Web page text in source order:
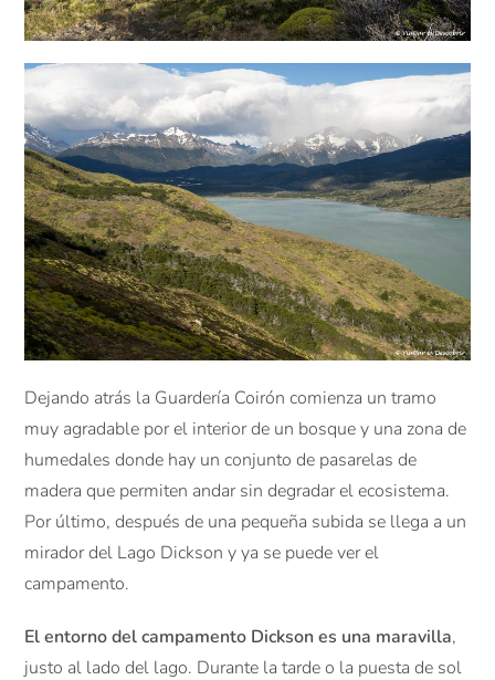
Dejando atrás la Guardería Coirón comienza un tramo
muy agradable por el interior de un bosque y una zona de
humedales donde hay un conjunto de pasarelas de
madera que permiten andar sin degradar el ecosistema.
Por último, después de una pequeña subida se llega a un
mirador del Lago Dickson y ya se puede ver el
campamento.
El entorno del campamento Dickson es una maravilla,
justo al lado del lago. Durante la tarde o la puesta de sol